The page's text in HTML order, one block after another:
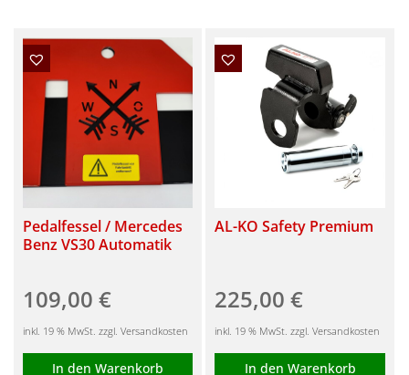
Pedalfessel / Mercedes
Benz VS30 Automatik
109,00 €
inkl. 19 % MwSt. zzgl. Versandkosten
In den Warenkorb
AL-KO Safety Premium
225,00€
inkl. 19 % MwSt. zzgl. Versandkosten
In den Warenkorb